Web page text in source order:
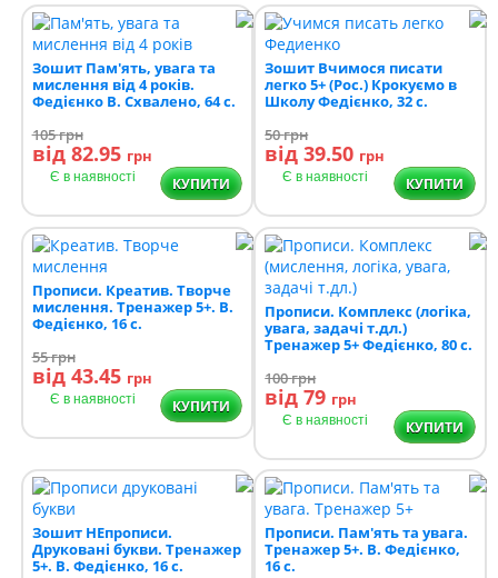
Зошит Пам'ять, увага та
мислення від 4 років.
Федієнко В. Схвалено, 64 с.
105грн
від 82.95 грн
Є в наявності КУПИТИ
Зошит Вчимося писати
легко 5+ (Рос.) Крокуємо в
Школу Федієнко, 32 с.
50грн
від 39.50 грн
Є в наявності КУПИТИ
Прописи. Креатив. Творче
мислення. Тренажер 5+. В.
Федієнко, 16 с.
55грн
від 43.45 грн
Є в наявності КУПИТИ
Прописи. Комплекс (логіка,
увага, задачі т.дл.)
Тренажер 5+ Федієнко, 80 с.
100грн
від 79 грн
Є в наявності КУПИТИ
Зошит НЕпрописи.
Друковані букви. Тренажер
5+. В. Федієнко, 16 с.
Прописи. Пам'ять та увага.
Тренажер 5+. В. Федієнко,
16 с.